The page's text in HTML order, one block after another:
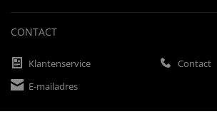
CONTACT
Klantenservice
Contact
E-mailadres